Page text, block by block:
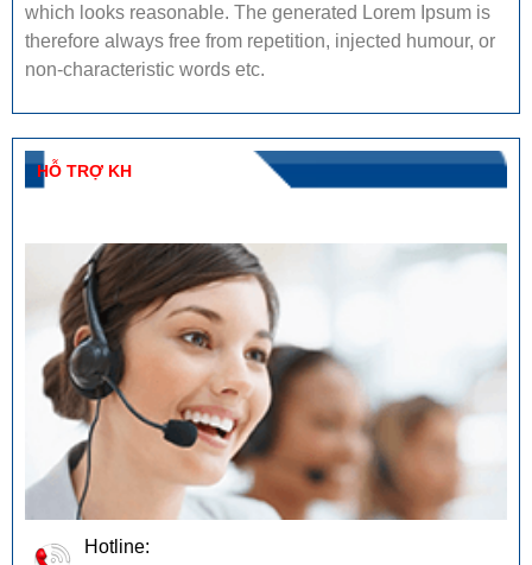
which looks reasonable. The generated Lorem Ipsum is
therefore always free from repetition, injected humour, or
non-characteristic words etc.
HỖ TRỢ KH
Hotline: